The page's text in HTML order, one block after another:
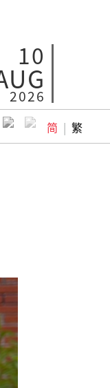
10
2026
简 | 繁